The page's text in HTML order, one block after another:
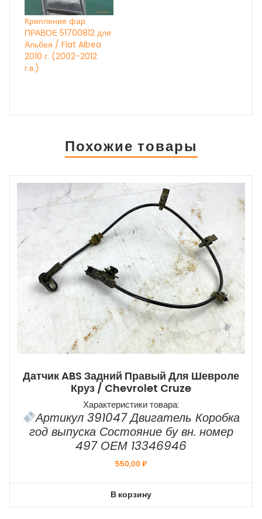
Крепления фар
ПРАВОЕ 51700812 для
Альбея / Fiat Albea
2010 г. (2002-2012
г.в.)
Похожие товары
Датчик ABS Задний Правый Для Шевроле
Круз / Chevrolet Cruze
Характеристики товара:
Артикул 391047 Двигатель Коробка
год выпуска Состояние бу вн. номер
497 ОЕМ 13346946
550,00₽
В корзину